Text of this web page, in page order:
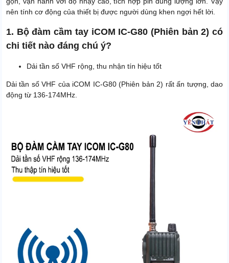
nên tính cơ động của thiết bị được người dùng khen ngợi hết lời.
1. Bộ đàm cầm tay iCOM IC-G80 (Phiên bản 2) có
chi tiết nào đáng chú ý?
Dải tần số VHF rộng, thu nhận tín hiệu tốt
Dải tần số VHF của iCOM IC-G80 (Phiên bản 2) rất ấn tượng, dao
động từ 136-174MHz.